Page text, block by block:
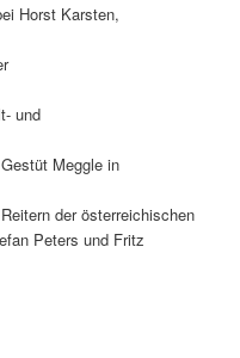
Horst Karsten,
und
Meggle in
der österreichischen
Peters und Fritz